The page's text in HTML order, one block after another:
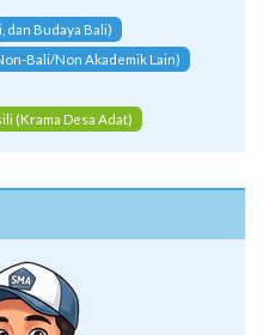
dan Budaya Bali)
Bali/Non Akademik Lain)
(Krama Desa Adat)